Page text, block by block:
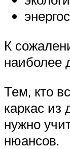
К
наиболее
Тем, кто
каркас из
нужно
нюансов.